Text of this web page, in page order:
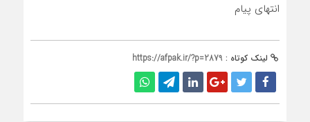
انتهای پیام
لینک کوتاه : https://afpak.ir/?p=2879